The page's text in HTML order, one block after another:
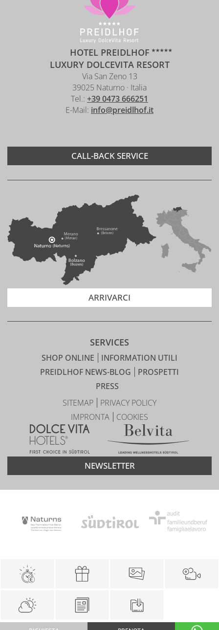
ARRIVARCI
HOTEL PREIDLHOF
LUXURY DOLCEVITA RESORT
Via San Zeno 13
39025 Naturno · Italia
Tel.: +39 0473 666251
E-Mail: info@preidlhof.it
CALL-BACK SERVICE
SERVICES
SHOP ONLINE
INFORMATION UTILI
PREIDLHOF NEWS-BLOG
PROSPETTI
PRESS
SITEMAP
PRIVACY POLICY
IMPRONTA
COOKIES
NEWSLETTER